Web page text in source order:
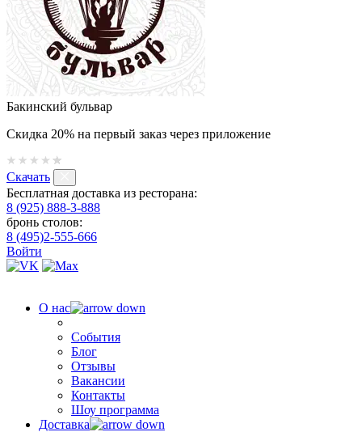
Бакинский бульвар
Скидка 20% на первый заказ через приложение
Скачать
Бесплатная доставка из ресторана:
8 (925) 888-3-888
бронь столов:
8 (495)2-555-666
Войти
О нас
События
Блог
Отзывы
Вакансии
Контакты
Шоу программа
Доставка